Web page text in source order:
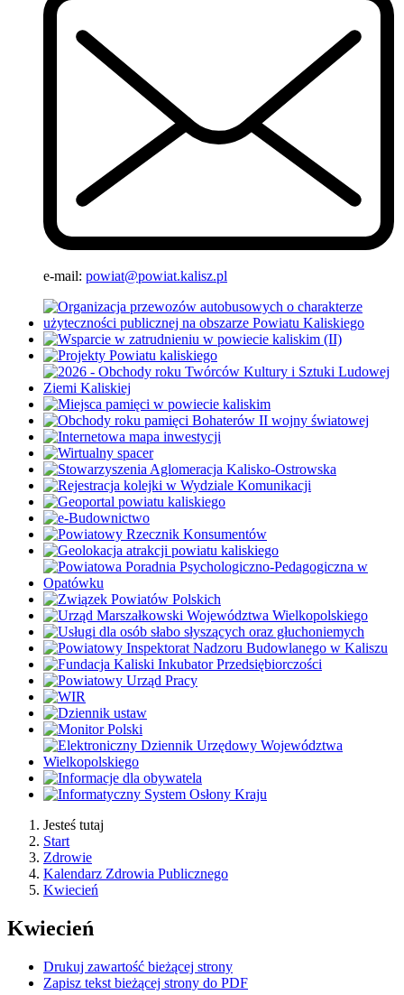
e-mail: powiat@powiat.kalisz.pl
Jesteś tutaj
Start
Zdrowie
Kalendarz Zdrowia Publicznego
Kwiecień
Kwiecień
Drukuj zawartość bieżącej strony
Zapisz tekst bieżącej strony do PDF